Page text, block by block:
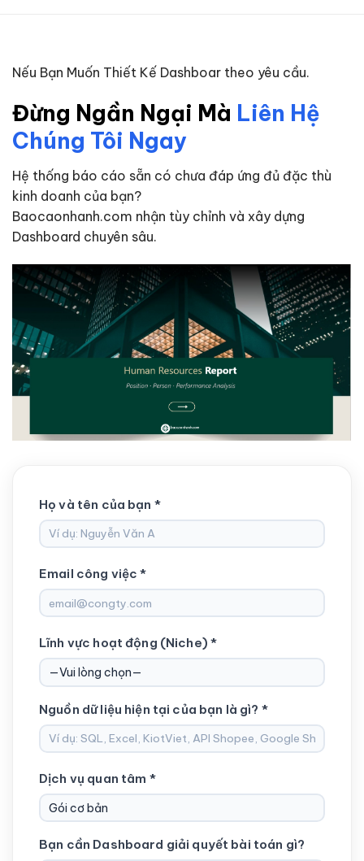
Nếu Bạn Muốn Thiết Kế Dashboar theo yêu cầu.
Đừng Ngần Ngại Mà Liên Hệ
Chúng Tôi Ngay
Hệ thống báo cáo sẵn có chưa đáp ứng đủ đặc thù
kinh doanh của bạn?
Baocaonhanh.com nhận tùy chỉnh và xây dựng
Dashboard chuyên sâu.
Họ và tên của bạn *
Email công việc *
Lĩnh vực hoạt động (Niche) *
Nguồn dữ liệu hiện tại của bạn là gì? *
Dịch vụ quan tâm *
Bạn cần Dashboard giải quyết bài toán gì?